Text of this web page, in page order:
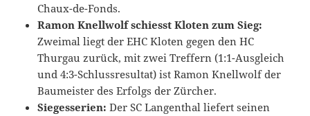
Chaux-de-Fonds.
Ramon Knellwolf schiesst Kloten zum Sieg:
Zweimal liegt der EHC Kloten gegen den HC
Thurgau zurück, mit zwei Treffern (1:1-Ausgleich
und 4:3-Schlussresultat) ist Ramon Knellwolf der
Baumeister des Erfolgs der Zürcher.
Siegesserien: Der SC Langenthal liefert seinen